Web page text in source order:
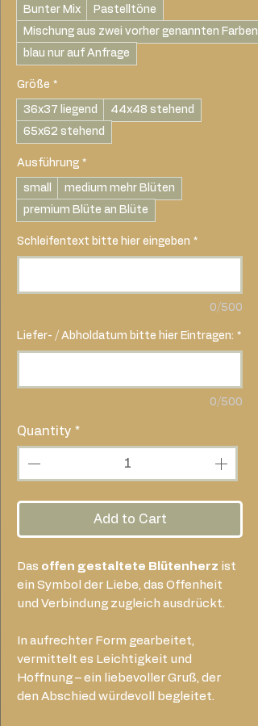
Bunter Mix
Pastelltöne
Mischung aus zwei vorher genannten Farben
blau nur auf Anfrage
Größe *
36x37 liegend
44x48 stehend
65x62 stehend
Ausführung *
small
medium mehr Blüten
premium Blüte an Blüte
Schleifentext bitte hier eingeben *
0/500
Liefer- / Abholdatum bitte hier Eintragen: *
0/500
Quantity *
Add to Cart
Das offen gestaltete Blütenherz ist
ein Symbol der Liebe, das Offenheit
und Verbindung zugleich ausdrückt.
In aufrechter Form gearbeitet,
vermittelt es Leichtigkeit und
Hoffnung – ein liebevoller Gruß, der
den Abschied würdevoll begleitet.